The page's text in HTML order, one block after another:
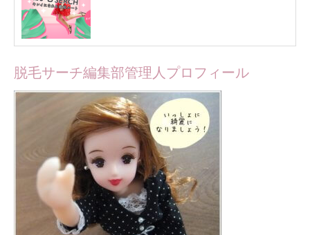
脱毛サーチ編集部管理人プロフィール